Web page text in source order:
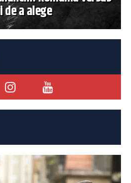
a alege